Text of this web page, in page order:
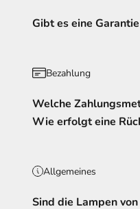
Gibt es eine
Bezahlung
Welche
Wie erfolgt eine
Allgemeines
Sind die Lampen